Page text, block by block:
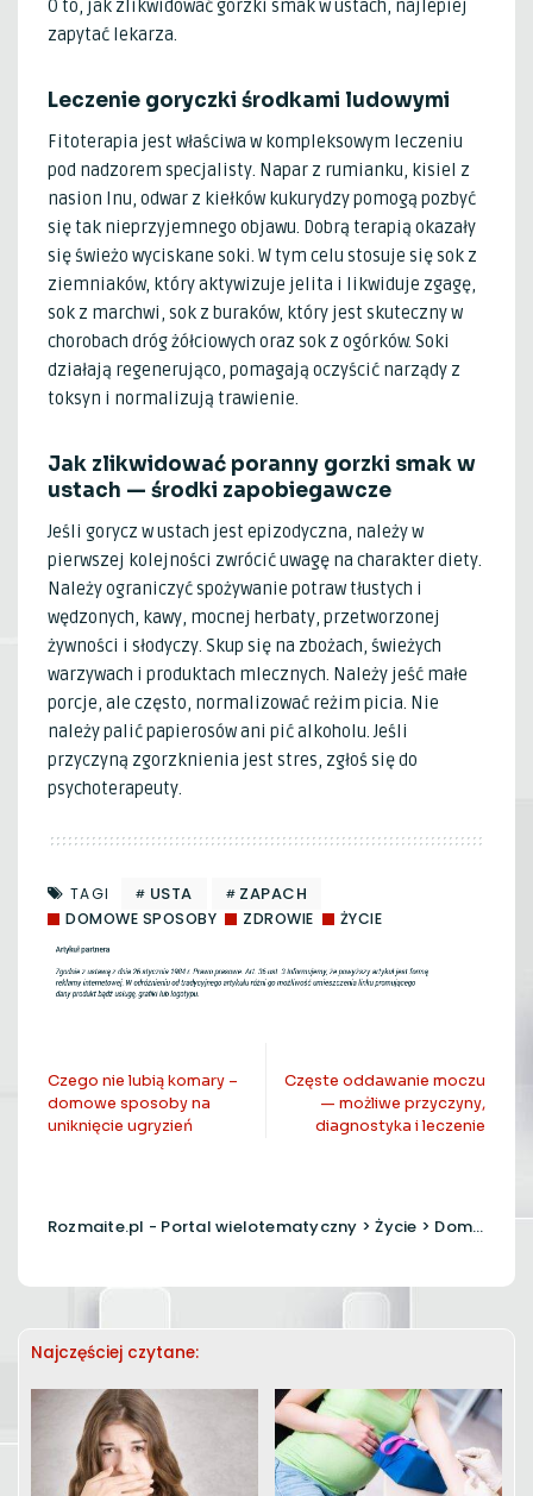
O to, jak zlikwidować gorzki smak w ustach, najlepiej
zapytać lekarza.
Leczenie goryczki środkami ludowymi
Fitoterapia jest właściwa w kompleksowym leczeniu
pod nadzorem specjalisty. Napar z rumianku, kisiel z
nasion lnu, odwar z kiełków kukurydzy pomogą pozbyć
się tak nieprzyjemnego objawu. Dobrą terapią okazały
się świeżo wyciskane soki. W tym celu stosuje się sok z
ziemniaków, który aktywizuje jelita i likwiduje zgagę,
sok z marchwi, sok z buraków, który jest skuteczny w
chorobach dróg żółciowych oraz sok z ogórków. Soki
działają regenerująco, pomagają oczyścić narządy z
toksyn i normalizują trawienie.
Jak zlikwidować poranny gorzki smak w
ustach — środki zapobiegawcze
Jeśli gorycz w ustach jest epizodyczna, należy w
pierwszej kolejności zwrócić uwagę na charakter diety.
Należy ograniczyć spożywanie potraw tłustych i
wędzonych, kawy, mocnej herbaty, przetworzonej
żywności i słodyczy. Skup się na zbożach, świeżych
warzywach i produktach mlecznych. Należy jeść małe
porcje, ale często, normalizować reżim picia. Nie
należy palić papierosów ani pić alkoholu. Jeśli
przyczyną zgorzknienia jest stres, zgłoś się do
psychoterapeuty.
TAGI USTA ZAPACH
DOMOWE SPOSOBY ZDROWIE ŻYCIE
Czego nie lubią komary –
domowe sposoby na
uniknięcie ugryzień
Częste oddawanie moczu
— możliwe przyczyny,
diagnostyka i leczenie
Rozmaite.pl - Portal wielotematyczny >Życie > Domowe sposoby
Najczęściej czytane: